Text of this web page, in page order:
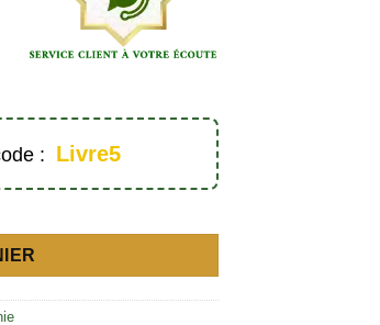
: Livre5
les canons) - Éditions Al Bayyinah